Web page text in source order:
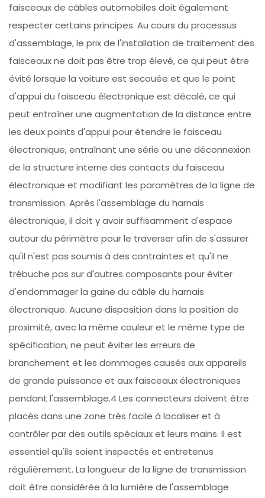
faisceaux de câbles automobiles doit également
respecter certains principes. Au cours du processus
d'assemblage, le prix de l'installation de traitement des
faisceaux ne doit pas être trop élevé, ce qui peut être
évité lorsque la voiture est secouée et que le point
d'appui du faisceau électronique est décalé, ce qui
peut entraîner une augmentation de la distance entre
les deux points d'appui pour étendre le faisceau
électronique, entraînant une série ou une déconnexion
de la structure interne des contacts du faisceau
électronique et modifiant les paramètres de la ligne de
transmission. Après l'assemblage du harnais
électronique, il doit y avoir suffisamment d'espace
autour du périmètre pour le traverser afin de s'assurer
qu'il n'est pas soumis à des contraintes et qu'il ne
trébuche pas sur d'autres composants pour éviter
d'endommager la gaine du câble du harnais
électronique. Aucune disposition dans la position de
proximité, avec la même couleur et le même type de
spécification, ne peut éviter les erreurs de
branchement et les dommages causés aux appareils
de grande puissance et aux faisceaux électroniques
pendant l'assemblage.4 Les connecteurs doivent être
placés dans une zone très facile à localiser et à
contrôler par des outils spéciaux et leurs mains. Il est
essentiel qu'ils soient inspectés et entretenus
régulièrement. La longueur de la ligne de transmission
doit être considérée à la lumière de l'assemblage